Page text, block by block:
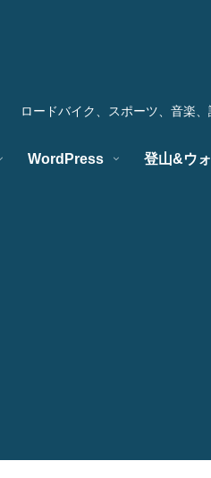
ロードバイク、スポーツ、音楽
WordPress 登山&ウ